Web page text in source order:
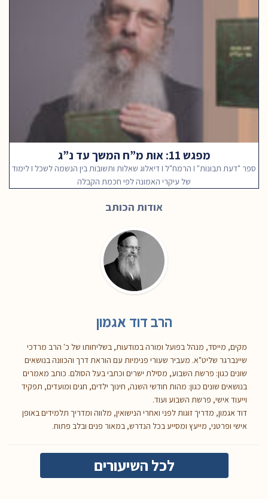
מפגש 11: אות מ”ח המשך עד נ”ג
ספר "דעת תבונות" I הרמח"ל I דיאלוג שאלות ותשובות בין הנשמה לשכל I לימוד
של עיקרי האמונה לפי חכמת הקבלה
אודות הכותב
הרב דוד אגמון
מקים, מייסד, מנהל בפועל ומורה במודעות, בשליחותו של כ' הרב מרדכי
שיינברגר שליט"א. מעביר שעורי פנימיות עם הוראת דרך והכוונה בנושאים
שונים כגון: פרשת השבוע, מסילת ישרים וכתבי בעל הסולם. כותב מאמרים
בנושאים שונים כגון: מהות חודשי השנה, חינוך ילדים, חגים ומועדים, תפקיד
וייעוד אישי, פרשת השבוע ועוד.
דוד אגמון, מדריך זוגות לפני ואחרי הנישואין, מלווה ומדריך תלמידים באופן
אישי ופרטני, מייעץ ומסייע בכל הנדרש, במאור פנים ובלב פתוח.
לכל השיעורים